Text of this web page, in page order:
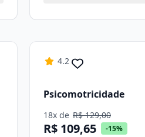
4.2
Psicomotricidade
18x de R$ 129,00
R$ 109,65 -15%